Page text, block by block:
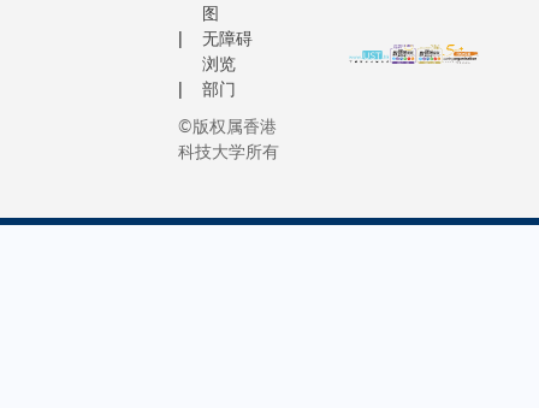
图
无障碍
浏览
部门
©版权属香港
科技大学所有